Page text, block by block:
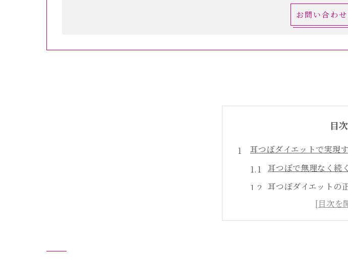
お問い合わ
目次
耳つぼダイエットで実現
耳つぼで無理なく続
耳つぼダイエットの
リバウンドしない耳
耳つぼで体質改善を